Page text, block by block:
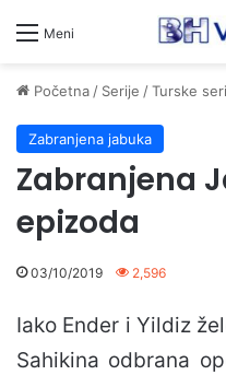
Meni
Početna/ Serije /Turske
Zabranjena jabuka
Zabranjena
epizoda
03/10/2019 2,596
Iako Ender i Yildiz
Sahikina odbrana